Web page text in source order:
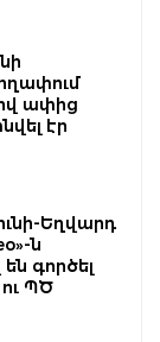
ափից
էր
Եղվարդ
ն
գործել
ՊԾ